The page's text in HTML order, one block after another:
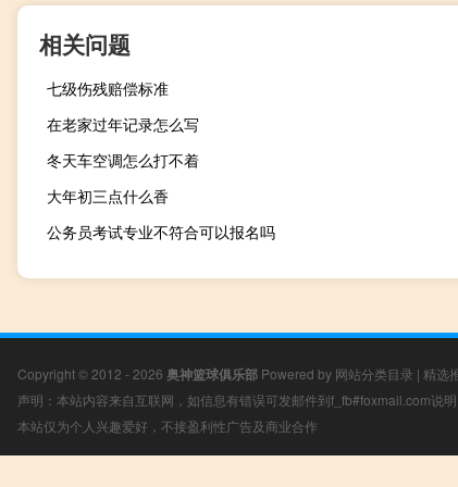
相关问题
七级伤残赔偿标准
在老家过年记录怎么写
冬天车空调怎么打不着
大年初三点什么香
公务员考试专业不符合可以报名吗
Copyright © 2012 - 2026 奥神篮球俱乐部 Powered by 网站分类目录 | 精选
声明：本站内容来自互联网，如信息有错误可发邮件到f_fb#foxmail.com说
本站仅为个人兴趣爱好，不接盈利性广告及商业合作